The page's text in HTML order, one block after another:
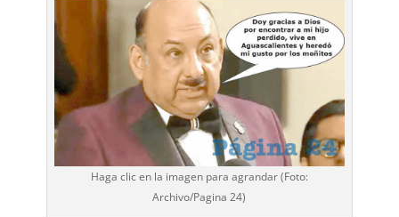
Haga clic en la imagen para agrandar (Foto:
Archivo/Pagina 24)